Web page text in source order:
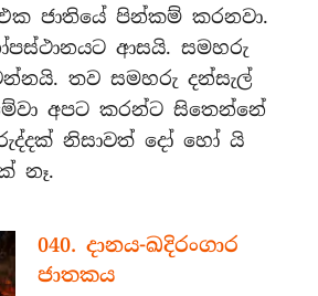
ජාතියේ පින්කම් කරනවා.
ආසයි. සමහරු
තව සමහරු දන්සැල්
අපට කරන්ට සිතෙන්නේ
නිසාවත් දෝ හෝ යි
නෑ.
040. දානය-ඛදිරංගාර
ජාතකය